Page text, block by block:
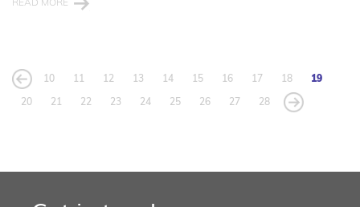
10 11 12 13 14 15 16 17 18
19
20
21 22 23 24 25 26 27 28